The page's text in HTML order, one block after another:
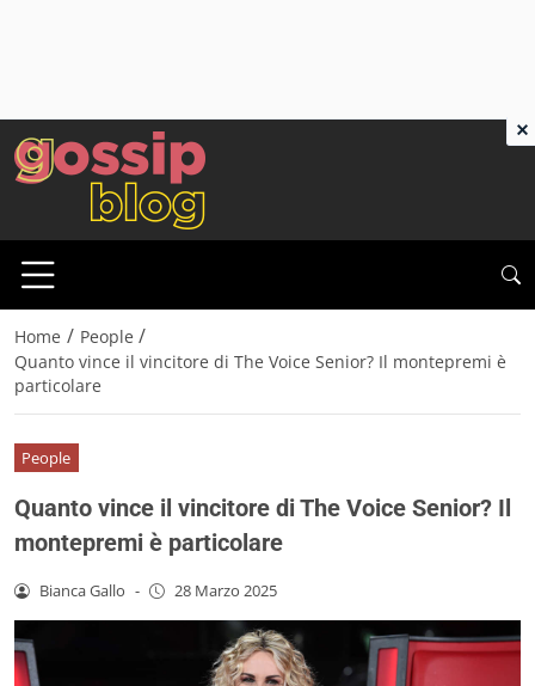
Home / People /
Quanto vince il vincitore di The Voice Senior? Il montepremi è
particolare
People
Quanto vince il vincitore di The Voice Senior? Il
montepremi è particolare
Bianca Gallo - 28 Marzo 2025
×